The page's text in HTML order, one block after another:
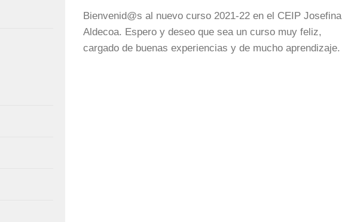
Bienvenid@s al nuevo curso 2021-22 en el CEIP Josefina
Aldecoa. Espero y deseo que sea un curso muy feliz,
cargado de buenas experiencias y de mucho aprendizaje.